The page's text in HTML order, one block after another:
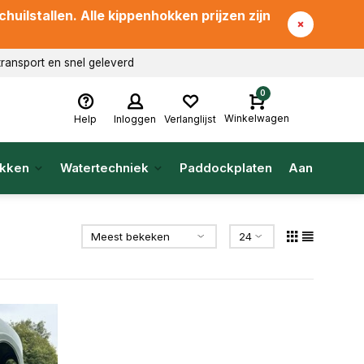
Alle kippenhokken prijzen zijn
en snel geleverd
Help Inloggen Verlanglijst
0
Winkelwagen
Watertechniek Paddockplaten